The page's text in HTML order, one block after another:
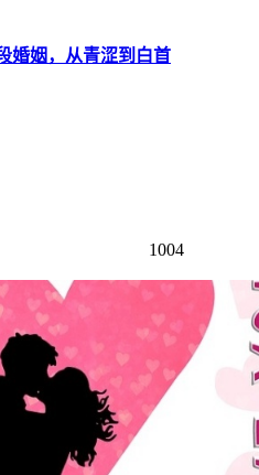
婚姻，从青涩到白首
1004